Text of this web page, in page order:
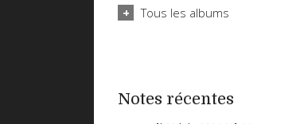
Tous les albums
Notes récentes